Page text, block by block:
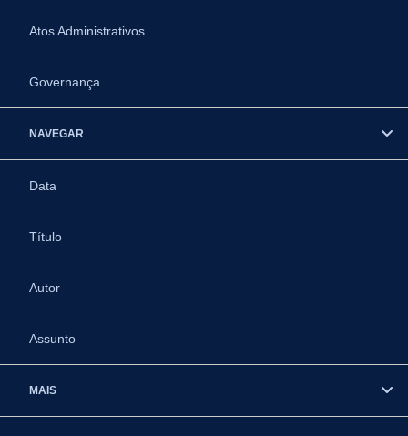
Atos Administrativos
Governança
NAVEGAR
Data
Título
Autor
Assunto
MAIS